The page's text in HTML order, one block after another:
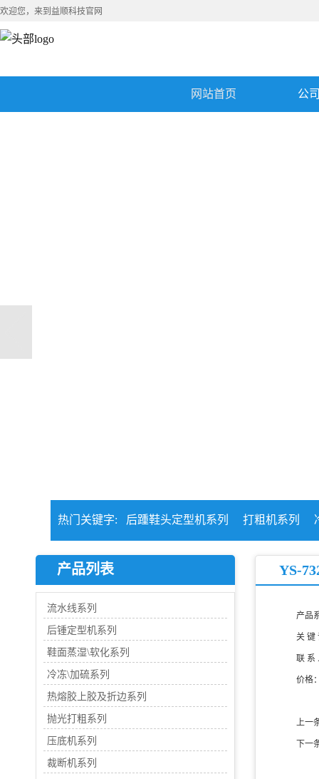
欢迎您，来到益顺科技官网
网站首页 公
热门关键字: 后踵鞋头定型机系列 打粗机系列
产品列表
流水线系列
后锺定型机系列
鞋面蒸湿\软化系列
冷冻\加硫系列
热熔胶上胶及折边系列
抛光打粗系列
压底机系列
裁断机系列
YS-
产品
关 键
联 系
价格
上一
下一